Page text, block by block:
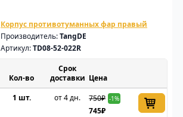
Корпус противотуманных фар правый
Производитель:TangDE
Артикул:TD08-52-022R
Срок
доставки Цена
1 шт. от 4 дн. 750₽ -1%
745₽